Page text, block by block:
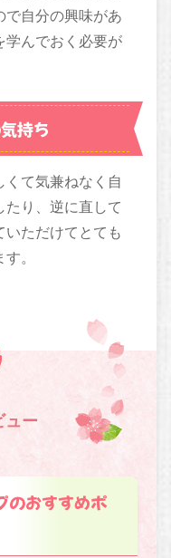
で自分の興味があ
学んでおく必要が
持ち
くて気兼ねなく自
たり、逆に直して
いただけてとても
。
ュー
のおすすめポ